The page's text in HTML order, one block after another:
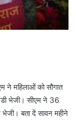
महिलाओं को सौगात
भेजी। सीएम ने 36
बता दें सावन महीने